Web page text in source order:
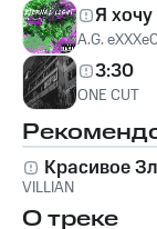
Я
A.G.
3:30
ONE CUT
Красивое
VILLIAN
О треке